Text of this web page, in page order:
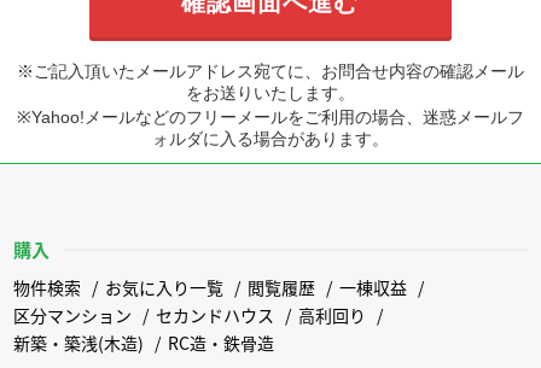
※ご記入頂いたメールアドレス宛てに、お問合せ内容の確認メール
をお送りいたします。
※Yahoo!メールなどのフリーメールをご利用の場合、迷惑メールフ
ォルダに入る場合があります。
購入
物件検索 お気に入り一覧 閲覧履歴
一棟収益
区分マンション
セカンドハウス
高利回り
新築・築浅(木造)
RC造・鉄骨造